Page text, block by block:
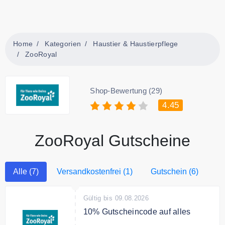
Home Kategorien
Haustier & Haustierpflege
ZooRoyal
Shop-Bewertung (29)
4.45
ZooRoyal Gutscheine
Alle (7) Versandkostenfrei (1) Gutschein (6)
Gültig bis 09.08.2026
10% Gutscheincode auf alles